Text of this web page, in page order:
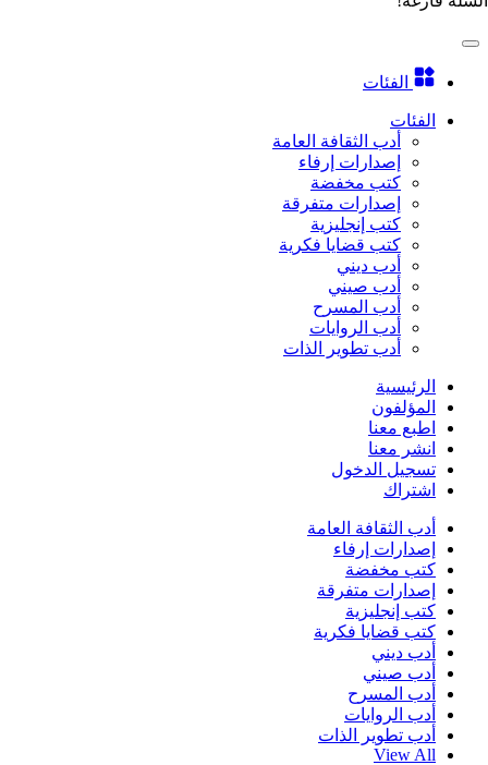
الفئات
الفئات
أدب الثقافة العامة
إصدارات إرفاء
كتب مخفضة
إصدارات متفرقة
كتب إنجليزية
كتب قضايا فكرية
أدب ديني
أدب صيني
أدب المسرح
أدب الروايات
أدب تطوير الذات
الرئيسية
المؤلفون
اطبع معنا
انشر معنا
تسجيل الدخول
اشتراك
أدب الثقافة العامة
إصدارات إرفاء
كتب مخفضة
إصدارات متفرقة
كتب إنجليزية
كتب قضايا فكرية
أدب ديني
أدب صيني
أدب المسرح
أدب الروايات
أدب تطوير الذات
View All